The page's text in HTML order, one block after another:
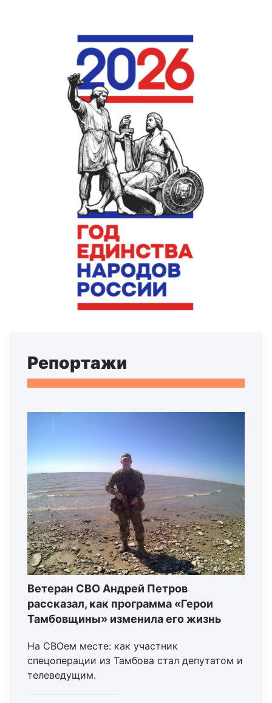
Репортажи
Ветеран СВО Андрей Петров
рассказал, как программа «Герои
Тамбовщины» изменила его жизнь
На СВОем месте: как участник
спецоперации из Тамбова стал депутатом и
телеведущим.